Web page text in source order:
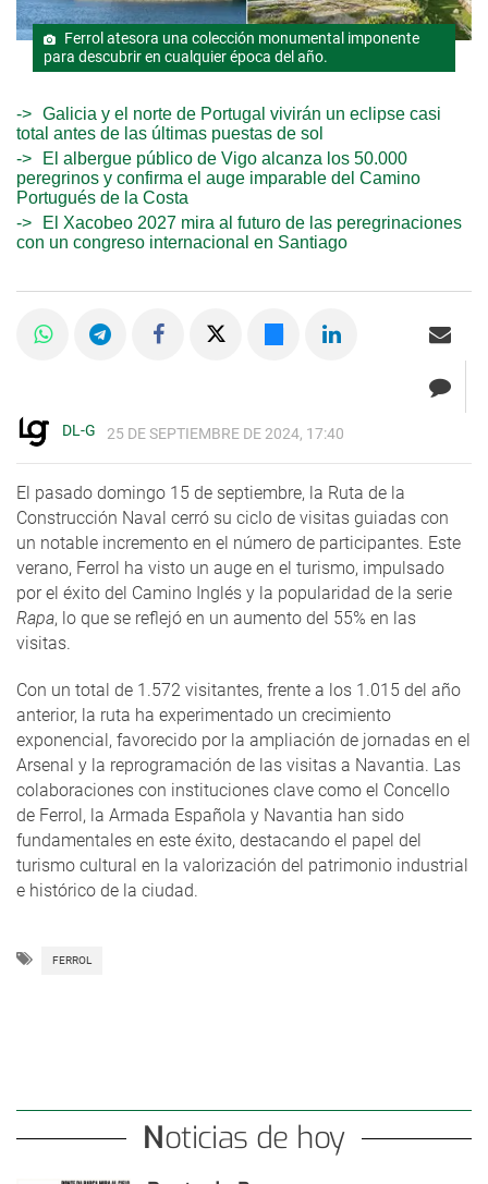
Ferrol atesora una colección monumental imponente
para descubrir en cualquier época del año.
Galicia y el norte de Portugal vivirán un eclipse casi
total antes de las últimas puestas de sol
El albergue público de Vigo alcanza los 50.000
peregrinos y confirma el auge imparable del Camino
Portugués de la Costa
El Xacobeo 2027 mira al futuro de las peregrinaciones
con un congreso internacional en Santiago
DL-G 25 DE SEPTIEMBRE DE 2024, 17:40
El pasado domingo 15 de septiembre, la Ruta de la
Construcción Naval cerró su ciclo de visitas guiadas con
un notable incremento en el número de participantes. Este
verano, Ferrol ha visto un auge en el turismo, impulsado
por el éxito del Camino Inglés y la popularidad de la serie
Rapa, lo que se reflejó en un aumento del 55% en las
visitas.
Con un total de 1.572 visitantes, frente a los 1.015 del año
anterior, la ruta ha experimentado un crecimiento
exponencial, favorecido por la ampliación de jornadas en el
Arsenal y la reprogramación de las visitas a Navantia. Las
colaboraciones con instituciones clave como el Concello
de Ferrol, la Armada Española y Navantia han sido
fundamentales en este éxito, destacando el papel del
turismo cultural en la valorización del patrimonio industrial
e histórico de la ciudad.
FERROL
Noticias de hoy